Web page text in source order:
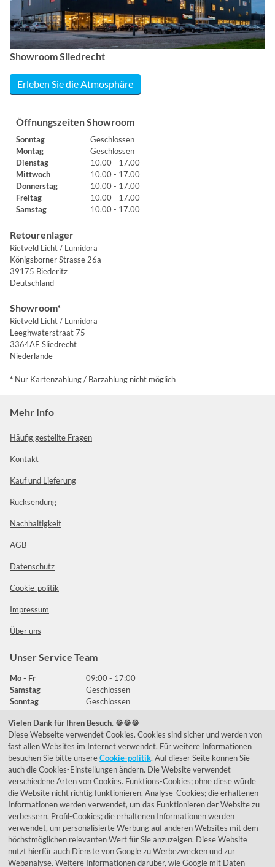
Showroom Sliedrecht
Erleben Sie die Atmosphäre
Öffnungszeiten Showroom
Sonntag
Geschlossen
Montag
Geschlossen
Dienstag
10.00 - 17.00
Mittwoch
10.00 - 17.00
Donnerstag
10.00 - 17.00
Freitag
10.00 - 17.00
Samstag
10.00 - 17.00
Retourenlager
Rietveld Licht / Lumidora
Königsborner Strasse 26a
39175 Biederitz
Deutschland
Showroom*
Rietveld Licht / Lumidora
Leeghwaterstraat 75
3364AE Sliedrecht
Niederlande
* Nur Kartenzahlung / Barzahlung nicht möglich
Mehr Info
Häufig gestellte Fragen
Kontakt
Kauf und Lieferung
Rücksendung
Nachhaltigkeit
AGB
Datenschutz
Cookie-politik
Impressum
Über uns
Unser Service Team
Mo - Fr
09:00 - 17:00
Samstag
Geschlossen
Sonntag
Geschlossen
Häufig gestellte Fragen
039292 - 678215
de@lumidora.com
FacebookInstagram
Kundenmeinungen
Vielen Dank für Ihren Besuch. 🍪🍪🍪
Diese Webseite verwendet Cookies. Cookies sind sicher und werden von
fast allen Websites im Internet verwendet. Für weitere Informationen
besuchen Sie bitte unsereCookie-politik. Auf dieser Seite können Sie
auch die Cookies-Einstellungen ändern. Die Website verwendet
verschiedene Arten von Cookies. Funktions-Cookies; ohne diese würde
die Website nicht richtig funktionieren. Analyse-Cookies; die erhaltenen
Informationen werden verwendet, um das Funktionieren der Website zu
verbessern. Profil-Cookies; die erhaltenen Informationen werden
verwendet, um personalisierte Werbung auf anderen Websites mit dem
höchstmöglichen relevanten Wert für Sie anzuzeigen. Diese Website
nutzt hierfür auch Dienste von Google zu Werbezwecken und zur
Webanalyse. Weitere Informationen darüber, wie Google mit Daten